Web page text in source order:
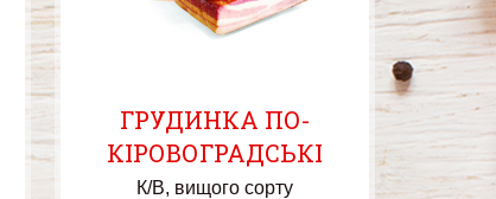
ГРУДИНКА ПО-
КІРОВОГРАДСЬКІ
К/В вищого сорту